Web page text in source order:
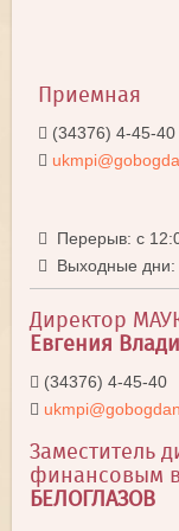
Приемная
(34376) 4-45-40
Перерыв: с
Выходные дни:
Директор
Евгения
(34376) 4-45-40
Заместитель
финансовым
БЕЛОГЛАЗОВ